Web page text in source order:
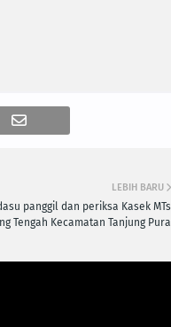
LEBIH BARU
panggil dan periksa Kasek MTs
Tengah Kecamatan Tanjung Pura